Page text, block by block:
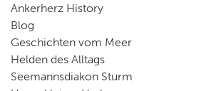
Ankerherz History
Blog
Geschichten vom Meer
Helden des Alltags
Seemannsdiakon Sturm